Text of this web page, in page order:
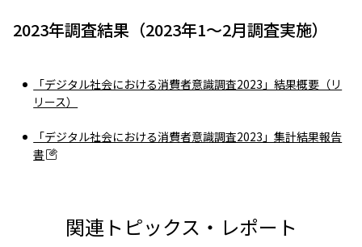
2023年調査結果（2023年1～2月調査実施）
「デジタル社会における消費者意識調査2023」結果概要（リ
リース）
「デジタル社会における消費者意識調査2023」集計結果報告
書
関連トピックス・レポート